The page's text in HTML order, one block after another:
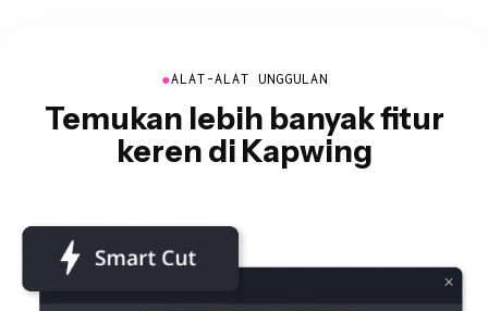
●ALAT-ALAT UNGGULAN
Temukan lebih banyak fitur
keren di Kapwing